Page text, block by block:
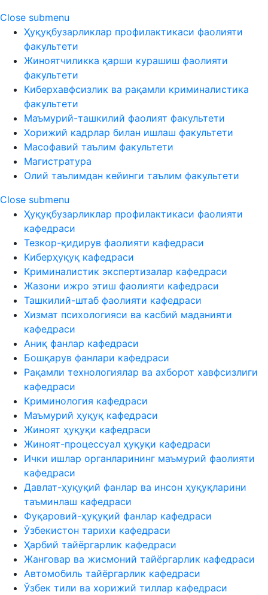
Close submenu
Ҳуқуқбузарликлар профилактикаси фаолияти
факультети
Жиноятчиликка қарши курашиш фаолияти
факультети
Киберхавфсизлик ва рақамли криминалистика
факультети
Маъмурий-ташкилий фаолият факультети
Хорижий кадрлар билан ишлаш факультети
Масофавий таълим факультети
Магистратура
Олий таълимдан кейинги таълим факультети
Close submenu
Ҳуқуқбузарликлар профилактикаси фаолияти
кафедраси
Тезкор-қидирув фаолияти кафедраси
Киберҳуқуқ кафедраси
Криминалистик экспертизалар кафедраси
Жазони ижро этиш фаолияти кафедраси
Ташкилий-штаб фаолияти кафедраси
Хизмат психологияси ва касбий маданияти
кафедраси
Аниқ фанлар кафедраси
Бошқарув фанлари кафедраси
Рақамли технологиялар ва ахборот хавфсизлиги
кафедраси
Криминология кафедраси
Маъмурий ҳуқуқ кафедраси
Жиноят ҳуқуқи кафедраси
Жиноят-процессуал ҳуқуқи кафедраси
Ички ишлар органларининг маъмурий фаолияти
кафедраси
Давлат-ҳуқуқий фанлар ва инсон ҳуқуқларини
таъминлаш кафедраси
Фуқаровий-ҳуқуқий фанлар кафедраси
Ўзбекистон тарихи кафедраси
Ҳарбий тайёргарлик кафедраси
Жанговар ва жисмоний тайёргарлик кафедраси
Автомобиль тайёргарлик кафедраси
Ўзбек тили ва хорижий тиллар кафедраси